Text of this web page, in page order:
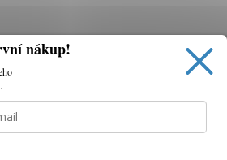
abychom vám umožnili pohodlné
analýze webu neustále zlepšovat
použitelnost.
nákup!